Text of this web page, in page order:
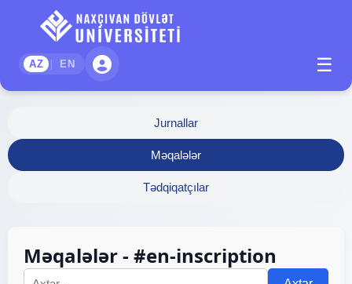
AZ | EN ☰
Jurnallar
Məqalələr
Tədqiqatçılar
Məqalələr - #en-inscription